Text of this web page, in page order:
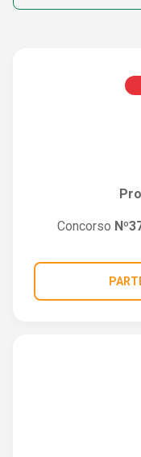
Concorso